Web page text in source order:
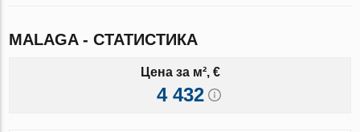
MALAGA - СТАТИСТИКА
Цена за м², €
4 432